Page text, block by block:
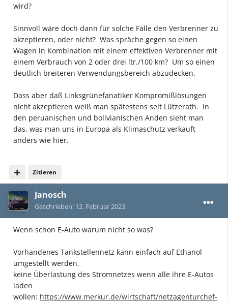
wird?
Sinnvoll wäre doch dann für solche Fälle den Verbrenner zu
akzeptieren, oder nicht? Was spräche gegen so einen
Wagen in Kombination mit einem effektiven Verbrenner mit
einem Verbrauch von 2 oder drei ltr./100 km? Um so einen
deutlich breiteren Verwendungsbereich abzudecken.
Dass aber daß Linksgrünefanatiker Kompromißlösungen
nicht akzeptieren weiß man spätestens seit Lützerath. In
den peruanischen und bolivianischen Anden sieht man
das, was man uns in Europa als Klimaschutz verkauft
anders wie hier.
Zitieren
Janosch
Geschrieben: 12. Februar 2023
Wenn schon E-Auto warum nicht so was?
Vorhandenes Tankstellennetz kann einfach auf Ethanol
umgestellt werden,
keine Überlastung des Stromnetzes wenn alle ihre E-Autos
laden
wollen: https://www.merkur.de/wirtschaft/netzagenturchef-